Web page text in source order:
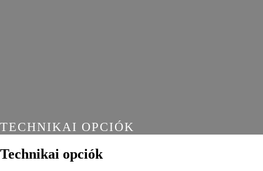
TECHNIKAI OPCIÓK
Technikai opciók